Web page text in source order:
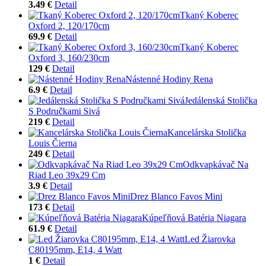
3.49 € Detail
Tkaný Koberec
Oxford 2, 120/170cm
69.9 € Detail
Tkaný Koberec
Oxford 3, 160/230cm
129 € Detail
Nástenné Hodiny Rena
6.9 € Detail
Jedálenská Stolička
S Područkami Sivá
219 € Detail
Kancelárska Stolička
Louis Čierna
249 € Detail
Odkvapkávač Na
Riad Leo 39x29 Cm
3.9 € Detail
Drez Blanco Favos Mini
173 € Detail
Kúpeľňová Batéria Niagara
61.9 € Detail
Led Žiarovka
C80195mm, E14, 4 Watt
1 € Detail